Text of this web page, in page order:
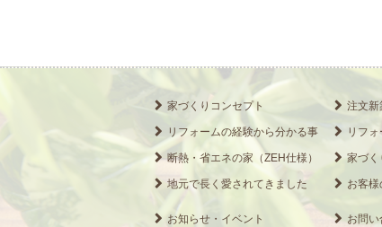
家づくりコンセプト
リフォームの経験から分かる事
断熱・省エネの家（ZEH仕様）
地元で長く愛されてきました
注文新
リフ
家づく
お客様
お知らせ・イベント お問